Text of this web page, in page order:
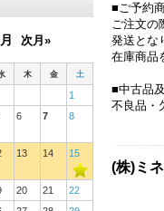
次月»
木 金 土
1
6 7 8
13 14 15
20 21
22
■ご予約
ご注文の
発送とな
在庫商品
■中古品
不良品・
(株)ミ